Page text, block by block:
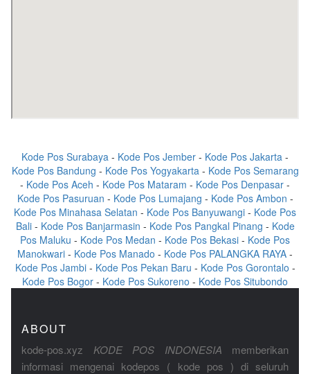
Kode Pos Surabaya - Kode Pos Jember - Kode Pos Jakarta -
Kode Pos Bandung - Kode Pos Yogyakarta- Kode Pos Semarang
- Kode Pos Aceh - Kode Pos Mataram - Kode Pos Denpasar -
Kode Pos Pasuruan - Kode Pos Lumajang - Kode Pos Ambon -
Kode Pos Minahasa Selatan - Kode Pos Banyuwangi - Kode Pos
Bali- Kode Pos Banjarmasin - Kode Pos Pangkal Pinang - Kode
Pos Maluku - Kode Pos Medan - Kode Pos Bekasi - Kode Pos
Manokwari - Kode Pos Manado - Kode Pos PALANGKA RAYA -
Kode Pos Jambi- Kode Pos Pekan Baru - Kode Pos Gorontalo -
Kode Pos Bogor - Kode Pos Sukoreno - Kode Pos Situbondo
ABOUT
kode-pos.xyz KODE POS INDONESIA memberikan
informasi mengenai kodepos ( kode pos ) di seluruh